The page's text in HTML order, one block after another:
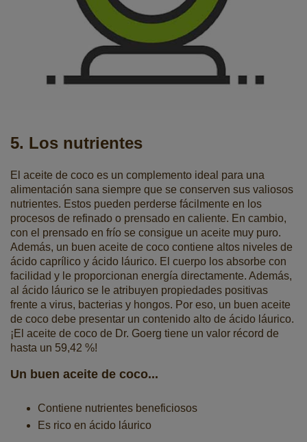
5. Los nutrientes
El aceite de coco es un complemento ideal para una
alimentación sana siempre que se conserven sus valiosos
nutrientes. Estos pueden perderse fácilmente en los
procesos de refinado o prensado en caliente. En cambio,
con el prensado en frío se consigue un aceite muy puro.
Además, un buen aceite de coco contiene altos niveles de
ácido caprílico y ácido láurico. El cuerpo los absorbe con
facilidad y le proporcionan energía directamente. Además,
al ácido láurico se le atribuyen propiedades positivas
frente a virus, bacterias y hongos. Por eso, un buen aceite
de coco debe presentar un contenido alto de ácido láurico.
¡El aceite de coco de Dr. Goerg tiene un valor récord de
hasta un 59,42 %!
Un buen aceite de coco...
Contiene nutrientes beneficiosos
Es rico en ácido láurico